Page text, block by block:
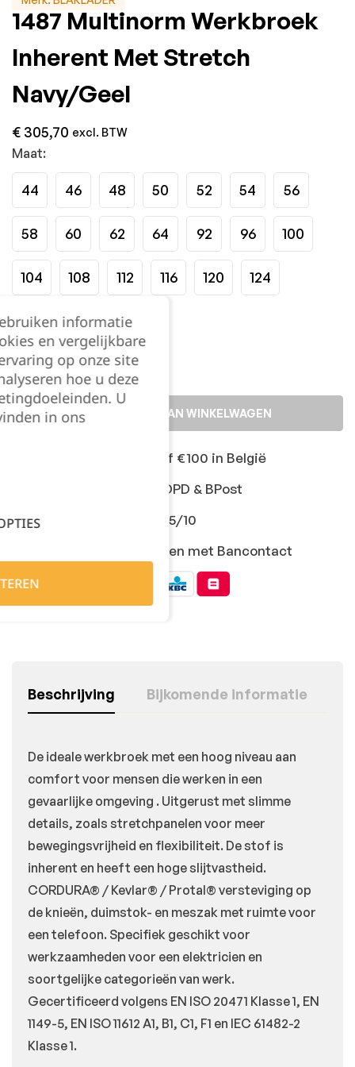
1487 Multinorm Werkbroek
Inherent Met Stretch
Navy/Geel
€ 305,70 excl. BTW
Maat:
44 46 48 50 52 54 56
58 60 62 64 92 96 100
104 108 112 116 120 124
Kies je aantal:
TOEVOEGEN AAN WINKELWAGEN
Gratis levering vanaf €100 in België
Snelle levering met DPD & BPost
Klanten geven ons 9,5/10
Veilig online afrekenen met Bancontact
Beschrijving Bijkomende informatie
De ideale werkbroek met een hoog niveau aan
comfort voor mensen die werken in een
gevaarlijke omgeving . Uitgerust met slimme
details, zoals stretchpanelen voor meer
bewegingsvrijheid en flexibiliteit. De stof is
inherent en heeft een hoge slijtvastheid.
CORDURA® / Kevlar® / Protal® versteviging op
de knieën, duimstok- en meszak met ruimte voor
een telefoon. Specifiek geschikt voor
werkzaamheden voor een elektricien en
soortgelijke categorieën van werk.
Gecertificeerd volgens EN ISO 20471 Klasse 1, EN
1149-5, EN ISO 11612 A1, B1, C1, F1 en IEC 61482-2
Klasse 1.
informatie
en vergelijkbare
op onze site
hoe u deze
U
in ons